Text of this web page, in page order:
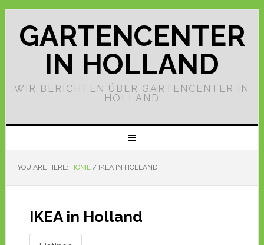
GARTENCENTER
IN HOLLAND
WIR BERICHTEN ÜBER GARTENCENTER IN
HOLLAND
YOU ARE HERE: HOME /IKEA IN HOLLAND
IKEA in Holland